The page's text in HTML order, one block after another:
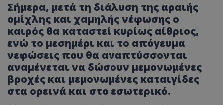
Σήμερα, μετά τη διάλυση της αραιής
ομίχλης και χαμηλής νέφωσης ο
καιρός θα καταστεί κυρίως αίθριος,
ενώ το μεσημέρι και το απόγευμα
νεφώσεις που θα αναπτύσσονται
αναμένεται να δώσουν μεμονωμένες
βροχές και μεμονωμένες καταιγίδες
στα ορεινά και στο εσωτερικό.